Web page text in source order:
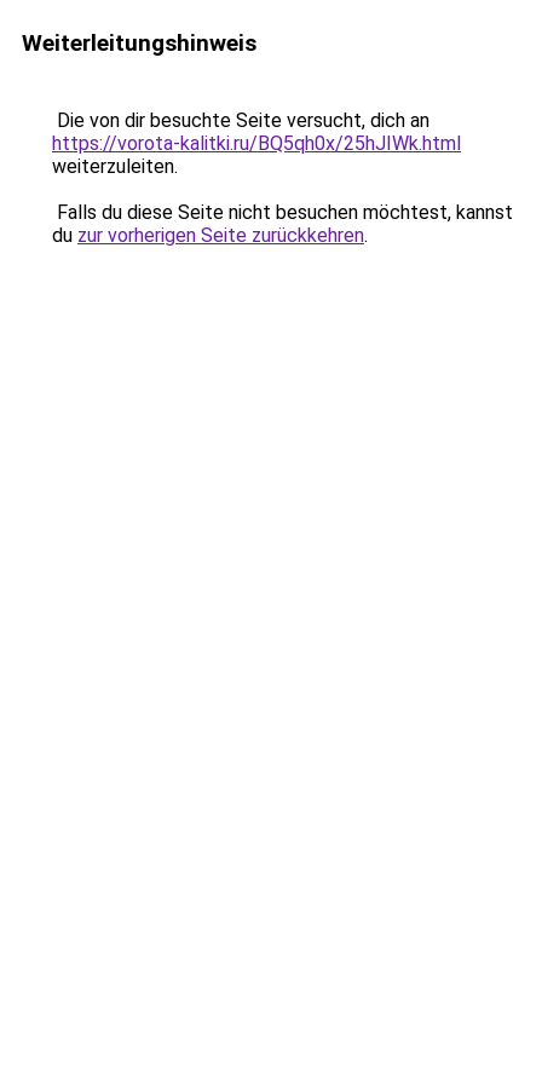
Weiterleitungshinweis
Die von dir besuchte Seite versucht, dich an
https://vorota-kalitki.ru/BQ5qh0x/25hJIWk.html
weiterzuleiten.
Falls du diese Seite nicht besuchen möchtest, kannst
du zur vorherigen Seite zurückkehren.